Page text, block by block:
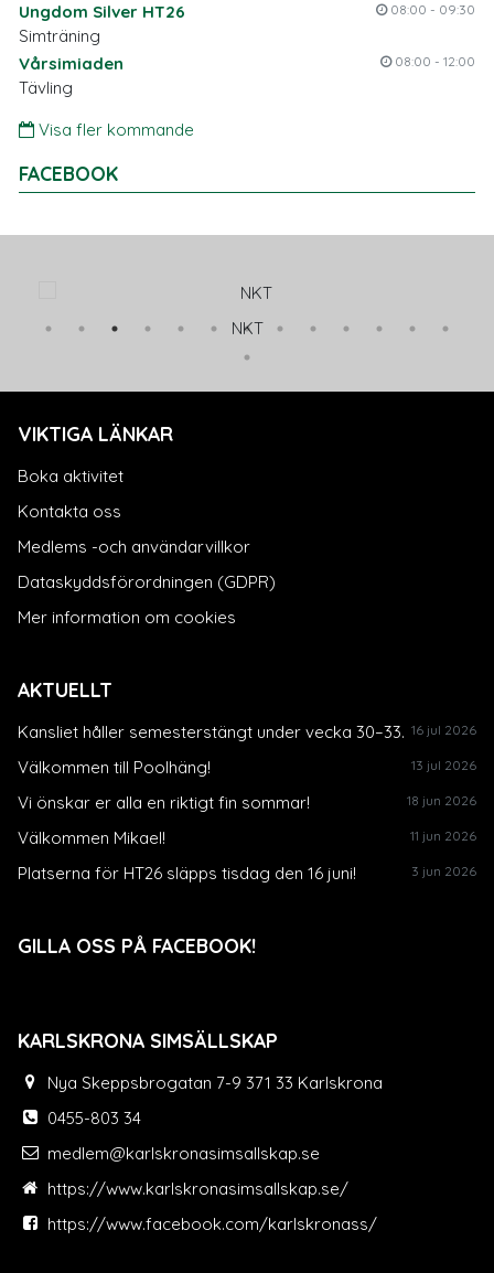
Ungdom Silver HT26
08:00 - 09:30
Simträning
Vårsimiaden
08:00 - 12:00
Tävling
Visa fler kommande
FACEBOOK
NKT
VIKTIGA LÄNKAR
Boka aktivitet
Kontakta oss
Medlems -och användarvillkor
Dataskyddsförordningen (GDPR)
Mer information om cookies
AKTUELLT
Kansliet håller semesterstängt under vecka 30–33. 16 jul 2026
Välkommen till Poolhäng! 13 jul 2026
Vi önskar er alla en riktigt fin sommar! 18 jun 2026
Välkommen Mikael! 11 jun 2026
Platserna för HT26 släpps tisdag den 16 juni! 3 jun 2026
GILLA OSS PÅ FACEBOOK!
KARLSKRONA SIMSÄLLSKAP
Nya Skeppsbrogatan 7-9 371 33 Karlskrona
0455-803 34
medlem@karlskronasimsallskap.se
https://www.karlskronasimsallskap.se/
https://www.facebook.com/karlskronass/